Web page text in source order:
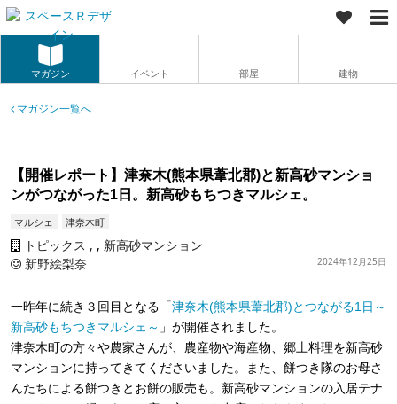
マガジン イベント 部屋 建物
マガジン一覧へ
【開催レポート】津奈木(熊本県葦北郡)と新高砂マンショ
ンがつながった1日。新高砂もちつきマルシェ。
マルシェ 津奈木町
トピックス , 新高砂マンション
新野絵梨奈
2024年12月25日
一昨年に続き３回目となる「津奈木(熊本県葦北郡)とつながる1日～
新高砂もちつきマルシェ～ 」が開催されました。
津奈木町の方々や農家さんが、農産物や海産物、郷土料理を新高砂
マンションに持ってきてくださいました。また、餅つき隊のお母さ
んたちによる餅つきとお餅の販売も。新高砂マンションの入居テナ